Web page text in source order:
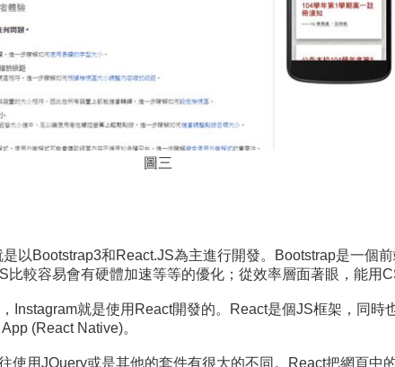
圖三
以Bootstrap3和React.JS為主進行開發。Bootstrap是一個
較容易會有硬體加速等等的優化；從效率層面著眼，能用
Instagram就是使用React開發的。React是個JS框架，同時
(React Native)。
使用JQuery或是其他的套件有很大的不同。React把網頁中